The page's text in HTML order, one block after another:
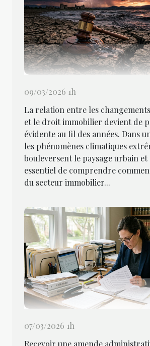
09/03/2026 1h
La relation entre les
et le droit immobilier devient de
évidente au fil des années. Dans
les phénomènes climatiques
bouleversent le paysage urbain
essentiel de comprendre
du secteur immobilier...
07/03/2026 1h
Recevoir une amende